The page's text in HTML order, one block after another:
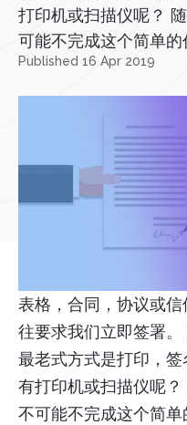
打印机或扫描仪呢？
可能不完成这个简单的
Published 16 Apr 2019
表格，合同，协议或
往要求我们立即签署
最老式方式是打印，
有打印机或扫描仪呢
不可能不完成这个简